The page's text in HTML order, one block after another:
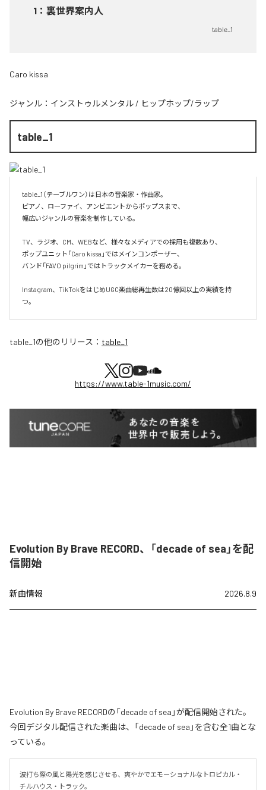
1 ： 裏世界案内人
table_1
Caro kissa
ジャンル： インストゥルメンタル / ヒップホップ/ラップ
table_1
table_1（テーブルワン）は日本の音楽家・作曲家。
ピアノ、ローファイ、アンビエントからポップスまで、
幅広いジャンルの音楽を制作している。
TV、ラジオ、CM、WEBなど、様々なメディアでの採用も複数あり、
ポップユニット「Caro kissa」ではメインコンポーザー、
バンド「FAVO pilgrim」ではトラックメイカーを務める。
Instagram、TikTokをはじめUGC楽曲総再生数は20億回以上の実績を持
つ。
table_1の他のリリース： table_1
https://www.table-1music.com/
Evolution By Brave RECORD、「decade of sea」を配
信開始
新曲情報 2026.8.9
Evolution By Brave RECORDの「decade of sea」が配信開始された。
今回デジタル配信された楽曲は、「decade of sea」を含む全1曲とな
っている。
波打ち際の風と陽光を感じさせる、爽やかでエモーショナルなトロピカル・
チルハウス・トラック。